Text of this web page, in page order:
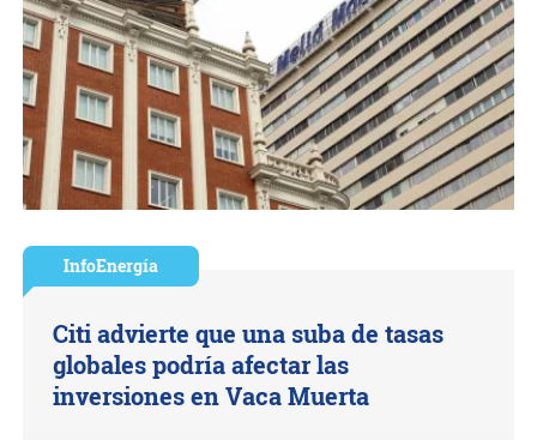
InfoEnergía
Citi advierte que una suba de tasas
globales podría afectar las
inversiones en Vaca Muerta